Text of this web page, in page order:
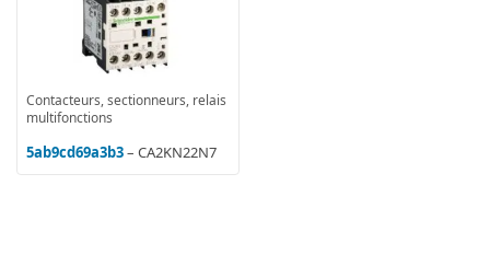
Contacteurs, sectionneurs, relais
multifonctions
5ab9cd69a3b3– CA2KN22N7